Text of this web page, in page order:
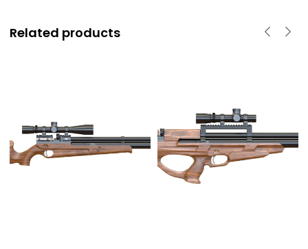
Related products